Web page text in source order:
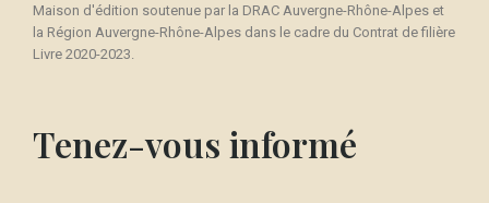
Maison d'édition soutenue par la DRAC Auvergne-Rhône-Alpes et
la Région Auvergne-Rhône-Alpes dans le cadre du Contrat de filière
Livre 2020-2023.
Tenez-vous informé